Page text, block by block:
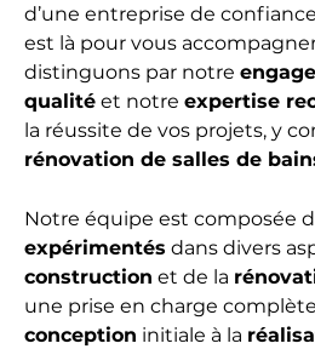
d’une entreprise de
est là pour vous
distinguons par notre
qualité et notre expertise
la réussite de vos projets, y
rénovation de salles de
Notre équipe est composée
expérimentés dans divers
construction et de la
une prise en charge
conception initiale à la